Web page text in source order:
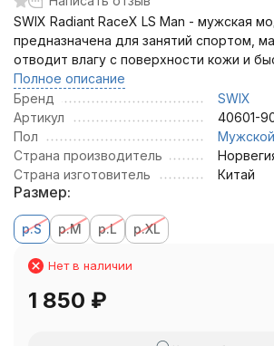
SWIX Radiant RaceX LS Man - мужская
предназначена для занятий спортом,
отводит влагу с поверхности кожи и
Полное описание
Бренд
SWIX
Артикул
40601-
Пол
Мужской
Страна производитель
Страна изготовитель
Китай
Размер:
р.S р.M р.L р.XL
Нет в наличии
1 850 ₽